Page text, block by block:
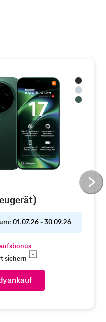
01.07.26 - 30.09.26
sichern